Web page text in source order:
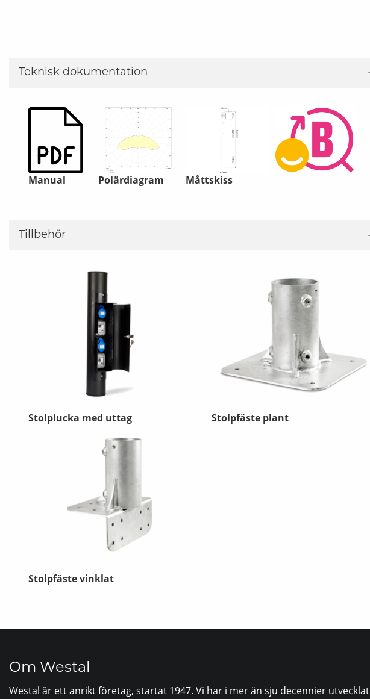
Teknisk dokumentation
Manual Polärdiagram Måttskiss
Tillbehör
Stolplucka med uttag Stolpfäste plant
Stolpfäste vinklat
Om Westal
Westal är ett anrikt företag, startat 1947. Vi har i mer än sju decennier utvecklat